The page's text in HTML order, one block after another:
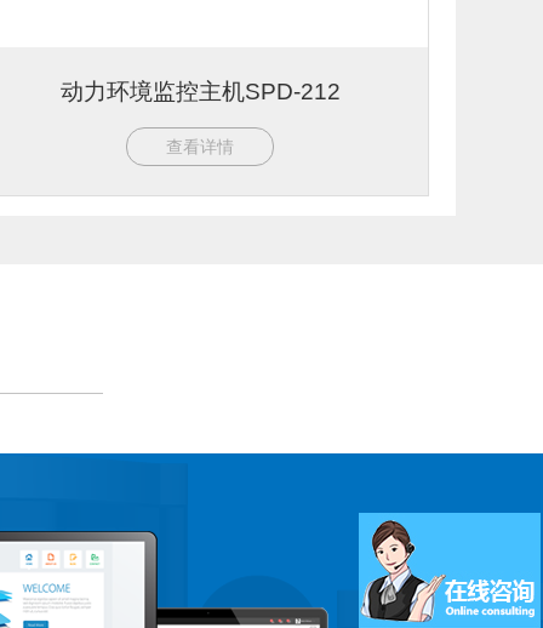
动力环境监控主机SPD-212
查看详情